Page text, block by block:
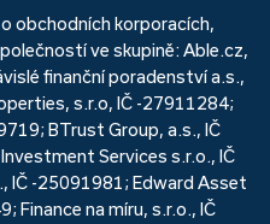
obchodních korporacích,
ve skupině: Able.cz,
finanční poradenství a.s.,
s.r.o, IČ -27911284;
BTrust Group, a.s., IČ
Services s.r.o., IČ
IČ -25091981; Edward Asset
Finance na míru, s.r.o., IČ